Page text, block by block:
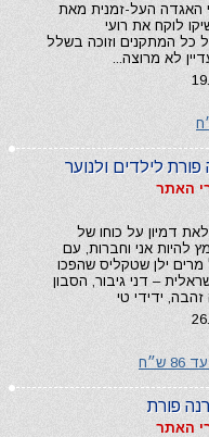
האגדה העל-זמנית מאת
לוקח את רועי
כל המתקנים וזוכה בשלל
לא מרוצה...
פורת לילדים ולנוער
האתר
דמיון על כוחו של
להיות אני וחברות, עם
מרים ילן שטקליס שהפכו
– דני גיבור, הסבון
ידידי טי
פורת
האתר